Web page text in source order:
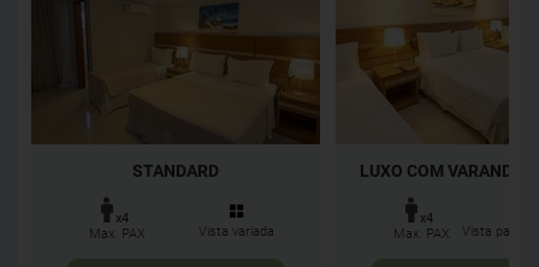
STANDARD
x4
Max. PAX
Vista variada
LUXO COM VARANDA
x4
Max. PAX
Vista para a